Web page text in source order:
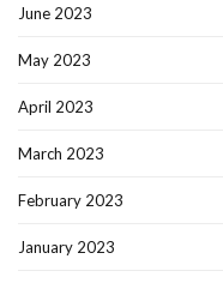
June 2023
May 2023
April 2023
March 2023
February 2023
January 2023